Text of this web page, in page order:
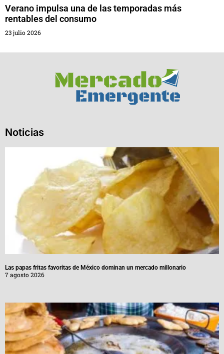
Verano impulsa una de las temporadas más
rentables del consumo
23 julio 2026
Noticias
Las papas fritas favoritas de México dominan un mercado millonario
7 agosto 2026